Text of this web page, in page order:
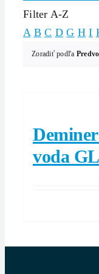
Filter A-Z
A B C D G H I
Zoradiť podľa
voda